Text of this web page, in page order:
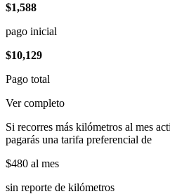
$1,588
pago inicial
$10,129
Pago total
Ver completo
Si recorres más kilómetros al mes
pagarás una tarifa preferencial de
$480 al mes
sin reporte de kilómetros